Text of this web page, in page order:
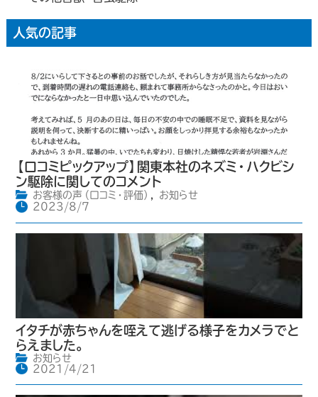
人気の記事
【口コミピックアップ】関東本社のネズミ・ハクビシ
ン駆除に関してのコメント
お客様の声（口コミ・評価）
お知らせ
2023/8/7
イタチが赤ちゃんを咥えて逃げる様子をカメラでと
らえました。
お知らせ
2021/4/21